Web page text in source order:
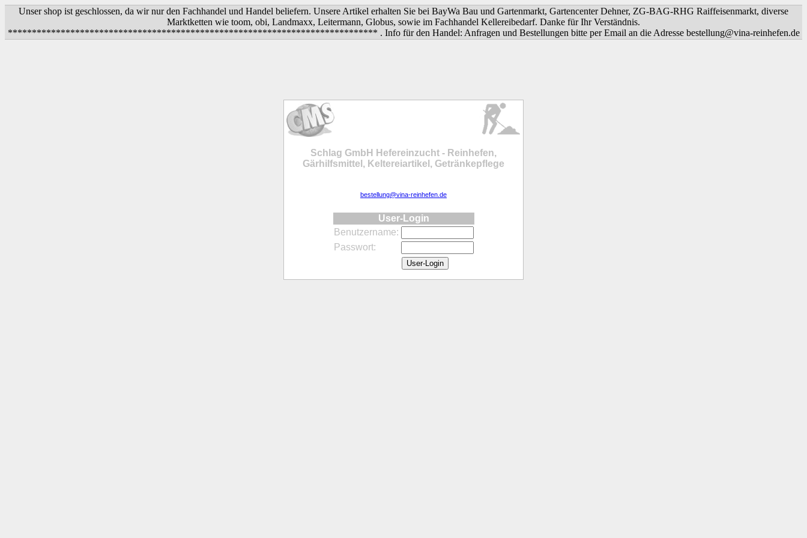
Unser shop ist geschlossen, da wir nur den Fachhandel und Handel beliefern. Unsere Artikel erhalten Sie bei BayWa Bau und Gartenmarkt, Gartencenter Dehner, ZG-BAG-RHG Raiffeisenmarkt, diverse
Marktketten wie toom, obi, Landmaxx, Leitermann, Globus, sowie im Fachhandel Kellereibedarf. Danke für Ihr Verständnis.
***************************************************************************** . Info für den Handel: Anfragen und Bestellungen bitte per Email an die Adresse bestellung@vina-reinhefen.de
Schlag GmbH Hefereinzucht - Reinhefen,
Gärhilfsmittel, Keltereiartikel, Getränkepflege
bestellung@vina-reinhefen.de
User-Login
Benutzername:
Passwort: